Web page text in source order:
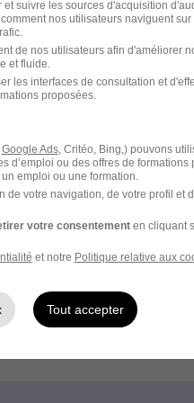
Emploi à Montereau-
Entreprises qui recrutent
suivre les sources d'acquisition
nos utilisateurs naviguent sur
de nos utilisateurs afin d'améliorer
et fluide.
les interfaces de consultation et
proposées.
Google Ads, Critéo, Bing,) pouvons
d’emploi ou des offres de formations
emploi ou une formation.
votre navigation, de votre profil et
votre consentementen cliquant
et notre Politique relative aux
Tout accepter